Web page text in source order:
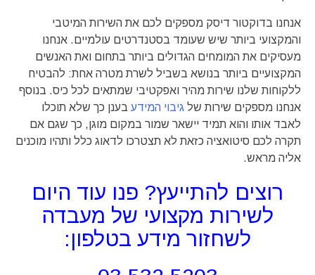
אנחנו בדוקטור דיסק מספקים לכם את השירות המיטבי
והמקצועי ביותר שיש שעומד בסטנדרטים עולמיים. אנחנו
מעסיקים את המומחים הגדולים ביותר בתחום ואת האנשים
המקצועיים ביותר בנושא בשביל לשרת מטרה אחת: להבטיח
ללקוחות שלנו שירות מהיר ואפקטיבי שמתאים לכל כיס. בנוסף
אנחנו מספקים שירות של גיבוי המידע בענן כך שלא תוכלו
לאבד אותו והוא תמיד יישאר שמור במקום מוגן, כך שגם אם
תקרה לכם סיטואציה כזאת לא תצטרכו לדאוג כלל ותהיו מוכנים
אליה מראש.
רוצים להתייעץ? פנו עוד היום
לשירות מקצועי של מעבדה
לשחזור מידע בטלפון: